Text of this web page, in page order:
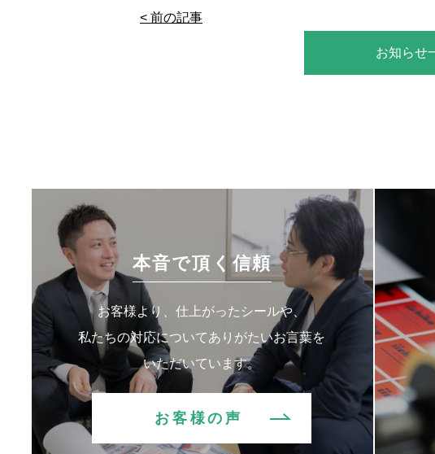
< 前の記事
お知らせ
本音で頂く信頼
お客様より、仕上がったシールや、
私たちの対応についてありがたいお言葉を
いただいています。
お客様の声